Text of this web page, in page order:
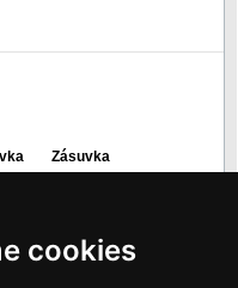
cookies
Zásuvka